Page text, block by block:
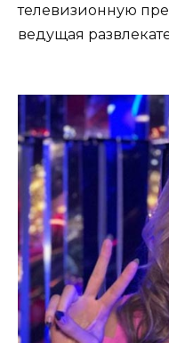
телевизионную
ведущая